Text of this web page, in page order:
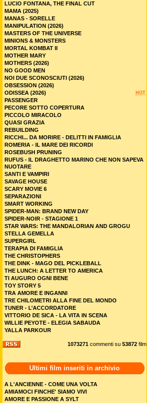
LUCIO FONTANA, THE FINAL CUT
MAMA (2025)
MANAS - SORELLE
MANIPULATION (2026)
MASTERS OF THE UNIVERSE
MINIONS & MONSTERS
MORTAL KOMBAT II
MOTHER MARY
MOTHERS (2026)
NO GOOD MEN
NOI DUE SCONOSCIUTI (2026)
OBSESSION (2026)
HOT
ODISSEA (2026)
PASSENGER
PECORE SOTTO COPERTURA
PICCOLO MIRACOLO
QUASI GRAZIA
REBUILDING
RICCHI... DA MORIRE - DELITTI IN FAMIGLIA
ROMERIA - IL MARE DEI RICORDI
ROSEBUSH PRUNING
RUFUS - IL DRAGHETTO MARINO CHE NON SAPEVA
NUOTARE
SANTI E VAMPIRI
SAVAGE HOUSE
SCARY MOVIE 6
SEPARAZIONI
SMART WORKING
SPIDER-MAN: BRAND NEW DAY
SPIDER-NOIR - STAGIONE 1
STAR WARS: THE MANDALORIAN AND GROGU
STELLA GEMELLA
SUPERGIRL
TERAPIA DI FAMIGLIA
THE CHRISTOPHERS
THE DINK - MAGO DEL PICKLEBALL
THE LUNCH: A LETTER TO AMERICA
TI AUGURO OGNI BENE
TOY STORY 5
TRA AMORE E INGANNI
TRE CHILOMETRI ALLA FINE DEL MONDO
TUNER - L’ACCORDATORE
VITTORIO DE SICA - LA VITA IN SCENA
WILLIE PEYOTE - ELEGIA SABAUDA
YALLA PARKOUR
1073271 commenti su 53872 film
Ultimi film inseriti in archivio
A L'ANCIENNE - COME UNA VOLTA
AMIAMOCI FINCHE' SIAMO VIVI
AMORE E PASSIONE A SYLT